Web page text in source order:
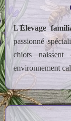
L'Élevage
passionné
chiots
environnement